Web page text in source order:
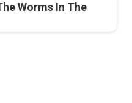
Worms In The